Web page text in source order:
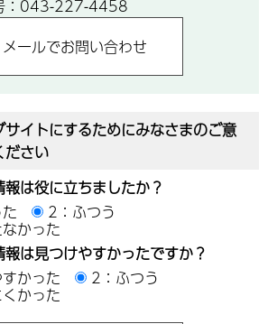
：043-227-4458
イトにするためにみなさまのご意
ださい
は役に立ちましたか？
2：ふつう
かった
は見つけやすかったですか？
かった
2：ふつう
かった